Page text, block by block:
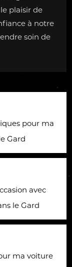
plaisir de
à notre
soin de
pour ma
Gard
avec
le Gard
ma voiture